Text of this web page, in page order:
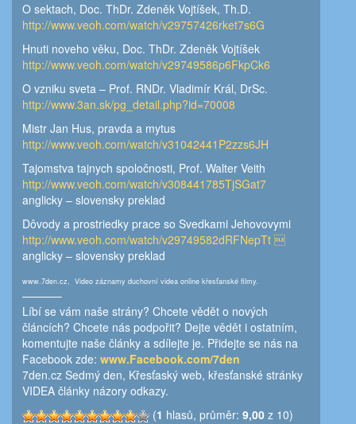
O sektach, Doc. ThDr. Zdeněk Vojtíšek, Th.D.
http://www.veoh.com/watch/v29757426rket7s6G
Hnuti noveho věku, Doc. ThDr. Zdeněk Vojtíšek
http://www.veoh.com/watch/v29749586p6FkpCk6
O vzniku sveta – Prof. RNDr. Vladimír Král, DrSc.
http://www.3an.sk/pg_detail.php?id=70008
Mistr Jan Hus, pravda a mytus
http://www.veoh.com/watch/v31042441P2zzs6JH
Tajomstva tajnych spoločnosti, Prof. Walter Veith
http://www.veoh.com/watch/v308441785TjSGat7
anglicky – slovensky preklad
Dôvody a prostriedky prace so Svedkami Jehovovymi
http://www.veoh.com/watch/v29749582dRFNepTt 
anglicky – slovensky preklad
www.7den.cz, Video záznamy duchovní videa online křesťanské filmy.
———–
Líbí se vám naše strány? Chcete vědět o nových
článcích? Chcete nás podpořit? Dejte vědět i ostatním,
komentujte naše články a sdílejte je. Přidejte se nás na
Facebook zde: www.Facebook.com/7den
7den.cz Sedmý den, Křesťaský web, křesťanské stránky
VIDEA články názory odkazy.
(1 hlasů, průměr: 9,00 z 10)